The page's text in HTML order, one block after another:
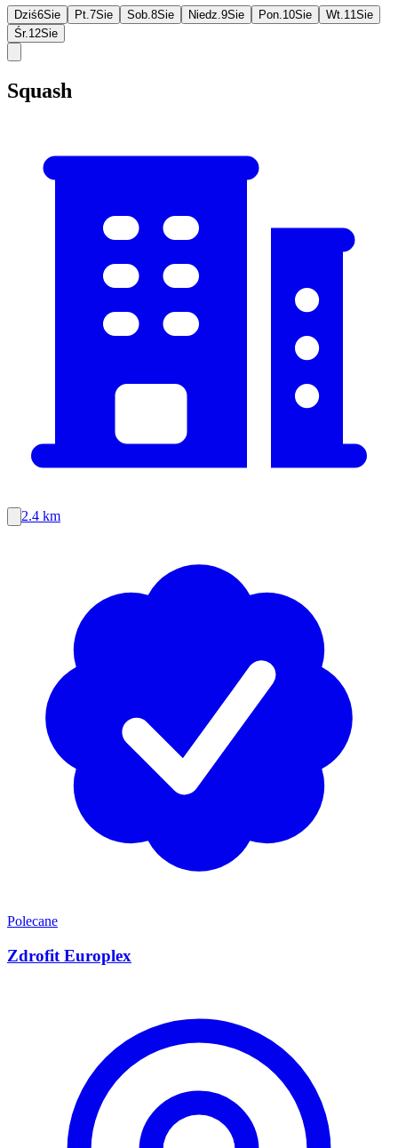
Dziś6Sie Pt. 7Sie Sob. 8Sie Niedz. 9Sie Pon. 10Sie Wt. 11Sie
Śr. 12Sie
Squash
2.4 km
Polecane
Zdrofit Europlex